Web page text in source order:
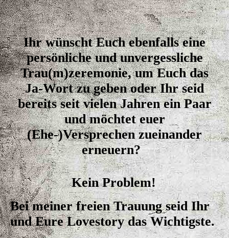
Ihr wünscht Euch ebenfallseine
persönliche und unvergessliche
Trau(m)zeremonie, um Euch das
Ja-Wort zu geben oder Ihr seid
bereits seit vielen Jahren ein Paar
und möchtet euer
(Ehe-)Versprechen zueinander
erneuern?
Kein Problem!
Bei meiner freien Trauung seid Ihr
und Eure Lovestory das Wichtigste.